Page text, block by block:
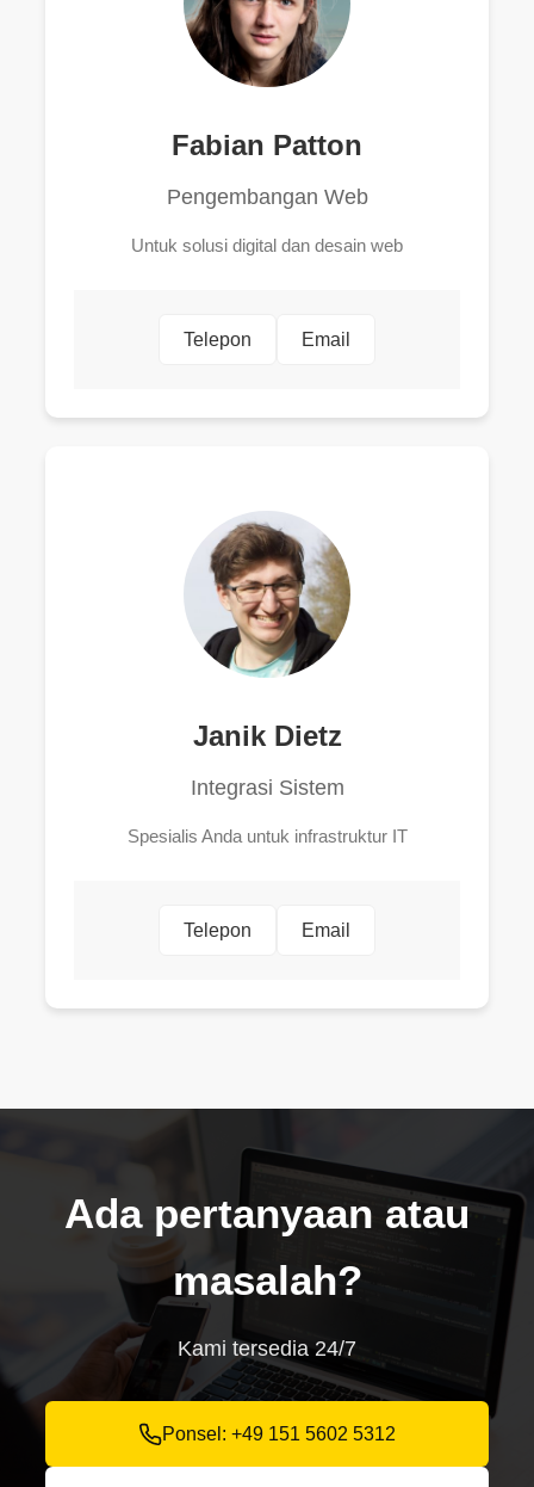
Fabian Patton
Pengembangan Web
Untuk solusi digital dan desain web
Telepon Email
Janik Dietz
Integrasi Sistem
Spesialis Anda untuk infrastruktur IT
Telepon Email
Ada pertanyaan atau
masalah?
Kami tersedia 24/7
Ponsel: +49 151 5602 5312